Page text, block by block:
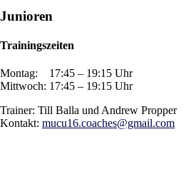
Junioren
Trainingszeiten
Montag: 17:45 – 19:15 Uhr
Mittwoch: 17:45 – 19:15 Uhr
Trainer: Till Balla und Andrew Propper
Kontakt: mucu16.coaches@gmail.com